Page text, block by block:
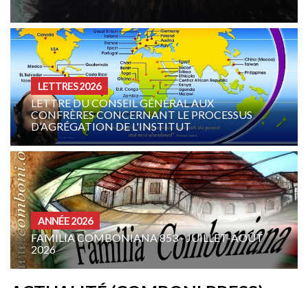
AUX
CURIA - (NOTIZIE-NEWS)
INTENTION DE PRIÈRE DE LA
COMBONIENNE : AOÛT 2026
AOÛT
HOMÉLIES ANÉE A
19E DIMANCHE DU TEMPS
ANNÉE A: « ORDONNE-MOI DE
TOI ! »